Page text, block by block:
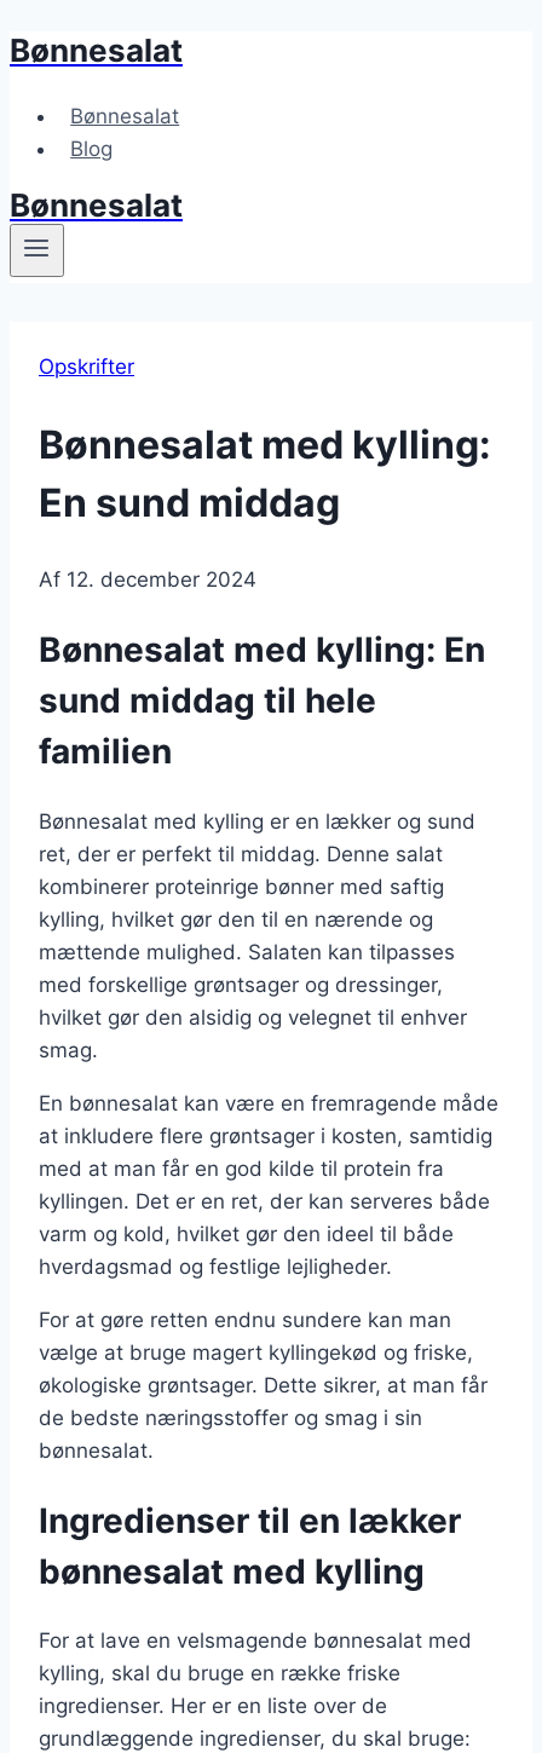
Fortsæt
indhold
Bønnesalat
Bønnesalat
Blog
Bønnesalat
Opskrifter
Bønnesalat med kylling:
En sund middag
Af 12. december 2024
Bønnesalat med kylling: En
sund middag til hele
familien
Bønnesalat med kylling er en lækker og sund
ret, der er perfekt til middag. Denne salat
kombinerer proteinrige bønner med saftig
kylling, hvilket gør den til en nærende og
mættende mulighed. Salaten kan tilpasses
med forskellige grøntsager og dressinger,
hvilket gør den alsidig og velegnet til enhver
smag.
En bønnesalat kan være en fremragende måde
at inkludere flere grøntsager i kosten, samtidig
med at man får en god kilde til protein fra
kyllingen. Det er en ret, der kan serveres både
varm og kold, hvilket gør den ideel til både
hverdagsmad og festlige lejligheder.
For at gøre retten endnu sundere kan man
vælge at bruge magert kyllingekød og friske,
økologiske grøntsager. Dette sikrer, at man får
de bedste næringsstoffer og smag i sin
bønnesalat.
Ingredienser til en lækker
bønnesalat med kylling
For at lave en velsmagende bønnesalat med
kylling, skal du bruge en række friske
ingredienser. Her er en liste over de
grundlæggende ingredienser, du skal bruge: